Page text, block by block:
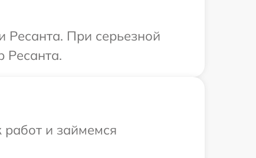
Ресанта. При серьезной
Ресанта.
и займемся